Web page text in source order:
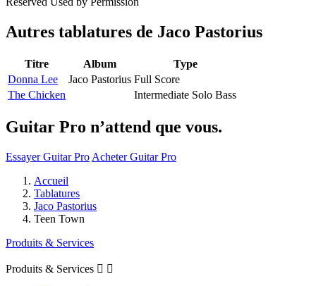
Autres tablatures de Jaco Pastorius
Titre Album
Type
Donna Lee
Jaco Pastorius Full Score
The Chicken
Intermediate Solo Bass
Guitar Pro n’attend que vous.
Essayer Guitar Pro Acheter Guitar Pro
Accueil
Tablatures
Jaco Pastorius
Teen Town
Produits & Services
Produits & Services  